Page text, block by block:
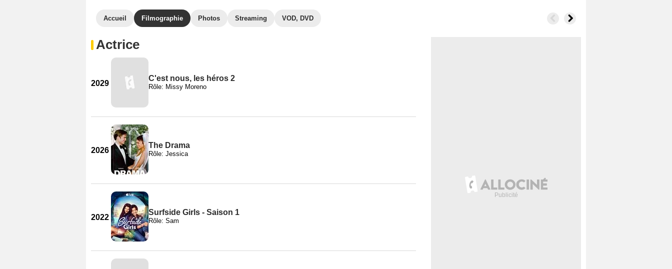
Accueil Filmographie Photos Streaming VOD, DVD
Actrice
2029
C'est nous, les héros 2
Rôle: Missy Moreno
2026
The Drama
Rôle: Jessica
2022
Surfside Girls - Saison 1
Rôle: Sam